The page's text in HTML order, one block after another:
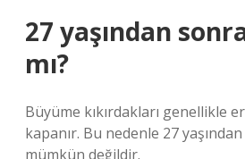
27 yaşından
mı?
Büyüme kıkırdakları genellikle
kapanır. Bu nedenle 27
mümkün değildir.